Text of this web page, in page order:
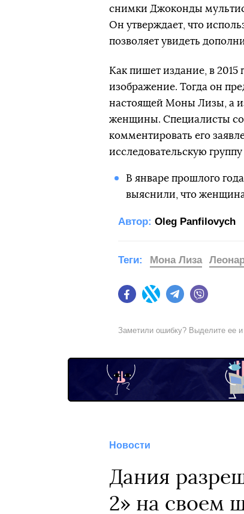
снимки Джоконды
Он утверждает, что
позволяет увидеть
Как пишет издание, в 2015
изображение. Тогда он
настоящей Моны Лизы, а
женщины. Специалисты
комментировать его
исследовательскую группу
В январе прошлого
выяснили, что
Автор: Oleg Panfilovych
FacebookTwitter Telegram
Теги: Мона Лиза
Заметили ошибку? Выделите ее
Новости
Дания
2» на своем